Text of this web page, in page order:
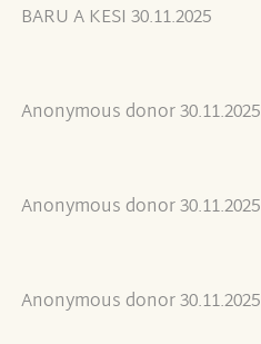
BARU A KESI 30.11.2025
Anonymous donor 30.11.2025
Anonymous donor 30.11.2025
Anonymous donor 30.11.2025